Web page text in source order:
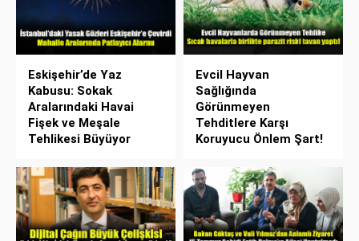
Eskişehir’de Yaz
Kabusu: Sokak
Aralarındaki Havai
Fişek ve Meşale
Tehlikesi Büyüyor
Evcil Hayvan
Sağlığında
Görünmeyen
Tehditlere Karşı
Koruyucu Önlem Şart!